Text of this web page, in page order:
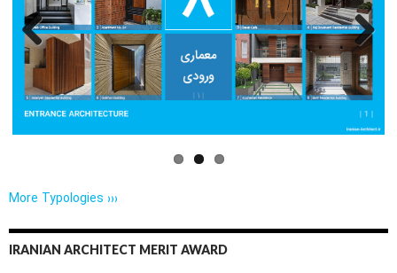
Previo
us
Next
More Typologies ›››
IRANIAN ARCHITECT MERIT AWARD